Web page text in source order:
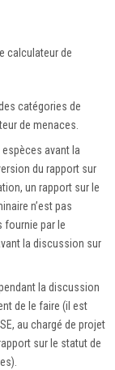
calculateur de
catégories de
de menaces.
avant la
du rapport sur
un rapport sur le
n’est pas
fournie par le
la discussion sur
la discussion
de le faire (il est
au chargé de projet
sur le statut de